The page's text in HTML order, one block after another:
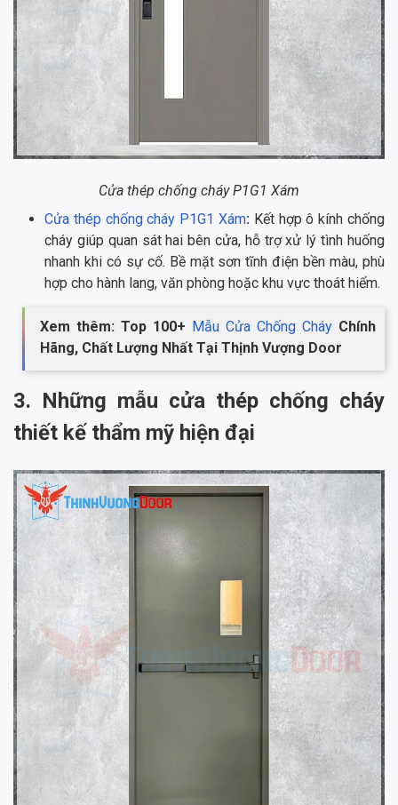
Cửa thép chống cháy P1G1 Xám
Cửa thép chống cháy P1G1 Xám: Kết hợp ô kính chống
cháy giúp quan sát hai bên cửa, hỗ trợ xử lý tình huống
nhanh khi có sự cố. Bề mặt sơn tĩnh điện bền màu, phù
hợp cho hành lang, văn phòng hoặc khu vực thoát hiểm.
Xem thêm: Top 100+ Mẫu Cửa Chống Cháy Chính
Hãng, Chất Lượng Nhất Tại Thịnh Vượng Door
3. Những mẫu cửa thép chống cháy
thiết kế thẩm mỹ hiện đại